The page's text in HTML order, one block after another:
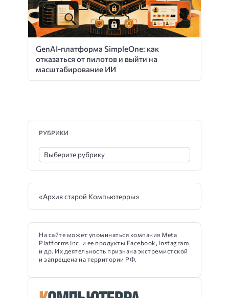
GenAI-платформа SimpleOne: как
отказаться от пилотов и выйти на
масштабирование ИИ
РУБРИКИ
«Архив старой Компьютерры»
На сайте может упоминаться компания Meta
Platforms Inc. и ее продукты Facebook, Instagram
и др. Их деятельность признана экстремистской
и запрещена на территории РФ.